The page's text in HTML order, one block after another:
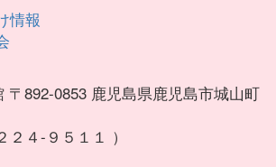
情報
〒892-0853 鹿児島県鹿児島市城山町
４-９５１１ ）